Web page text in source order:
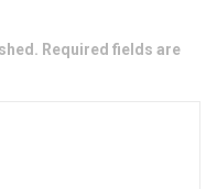
Required fields are